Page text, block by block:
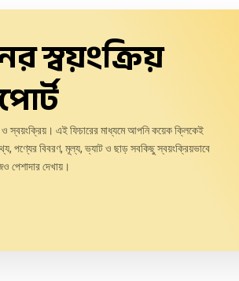
স্বয়ংক্রিয়
স্বয়ংক্রিয়। এই ফিচারের মাধ্যমে আপনি কয়েক ক্লিকেই
পণ্যের বিবরণ, মূল্য, ভ্যাট ও ছাড় সবকিছু স্বয়ংক্রিয়ভাবে
দেখায়।